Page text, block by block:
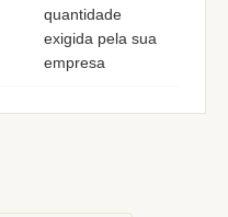
quantidade
exigida pela sua
empresa